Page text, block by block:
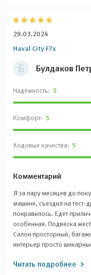
Б Булдаков
Haval City F7x
29.03.2024
Надёжность: 5
Комфорт: 5
Ходовые качества: 5
Комментарий
Я за пару месяцев до
машине, съездил на тест-
понравилось. Едет
особенная. Подвеска
Салон просторный,
интерьер просто
механическую коробку
Читать подробнее